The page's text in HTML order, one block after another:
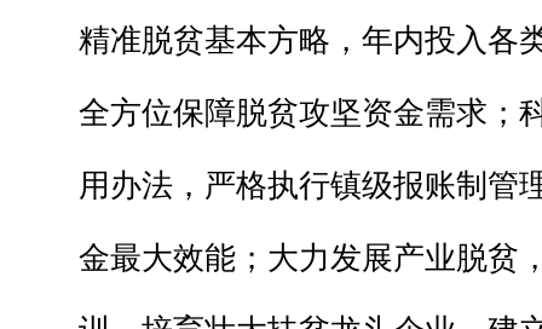
精准脱贫基本方略，年内投入各
全方位保障脱贫攻坚资金需求；
用办法，严格执行镇级报账制管
金最大效能；大力发展产业脱贫